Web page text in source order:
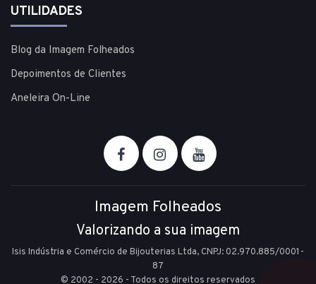
UTILIDADES
Blog da Imagem Folheados
Depoimentos de Clientes
Aneleira On-Line
Imagem Folheados
Valorizando a sua imagem
Isis Indústria e Comércio de Bijouterias Ltda, CNPJ: 02.970.885/0001-
87
© 2002 - 2026 - Todos os direitos reservados